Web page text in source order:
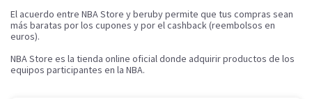
El acuerdo entre NBA Store y beruby permite que tus compras sean
más baratas por los cupones y por el cashback (reembolsos en
euros).
NBA Store es la tienda online oficial donde adquirir productos de los
equipos participantes en la NBA.